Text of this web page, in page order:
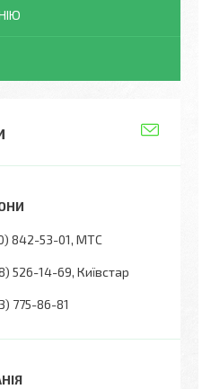
842-53-01 МТС
526-14-69 Київстар
775-86-81